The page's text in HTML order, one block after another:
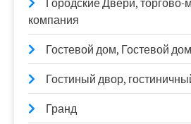
Городские Двери,
компания
Гостевой дом, Гостевой дом
Гостиный двор,
Гранд